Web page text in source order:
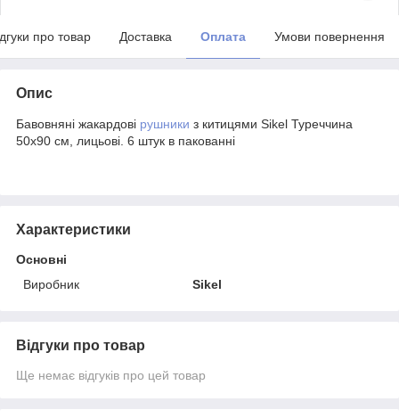
про товар Доставка Оплата Умови повернення
Опис
Бавовняні жакардові рушники з китицями Sikel Туреччина
50х90 см, лицьові. 6 штук в пакованні
Характеристики
Основні
Виробник
Sikel
Відгуки про товар
Ще немає відгуків про цей товар